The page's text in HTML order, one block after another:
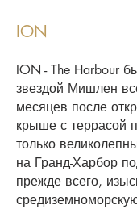
ION
ION - The Harbour
звездой Мишлен
месяцев после
крыше с террасой
только
на Гранд-Харбор
прежде всего,